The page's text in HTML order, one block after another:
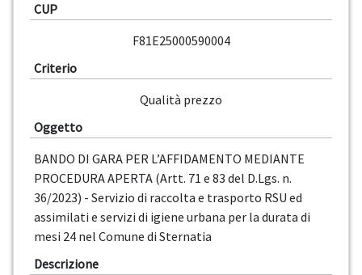
CUP
F81E25000590004
Criterio
Qualità prezzo
Oggetto
BANDO DI GARA PER L’AFFIDAMENTO MEDIANTE
PROCEDURA APERTA (Artt. 71 e 83 del D.Lgs. n.
36/2023) - Servizio di raccolta e trasporto RSU ed
assimilati e servizi di igiene urbana per la durata di
mesi 24 nel Comune di Sternatia
Descrizione